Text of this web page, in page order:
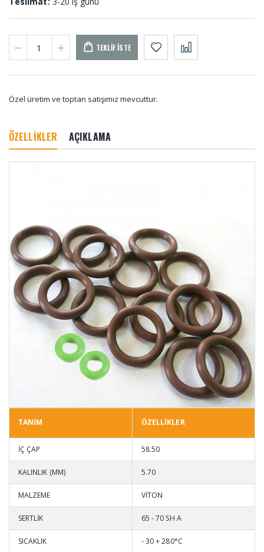
TEKLIF İSTE
Özel üretim ve toptan satışımız mevcuttur.
ÖZELLİKLER AÇIKLAMA
TANIM ÖZELLİKLER
İÇ ÇAP 58.50
KALINLIK (MM) 5.70
MALZEME VİTON
SERTLİK 65 - 70 SH A
SICAKLIK - 30 + 280°C
(20 METRE)